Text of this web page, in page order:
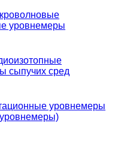
уровнемеры
сыпучих сред
уровнемеры